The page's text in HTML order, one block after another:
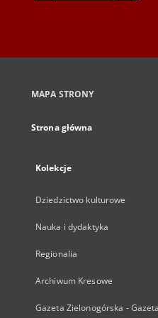
MAPA STRONY
Strona główna
Kolekcje
Dziedzictwo kulturowe
Nauka i dydaktyka
Regionalia
Archiwum Kresowe
Gazeta Zielonogórska -